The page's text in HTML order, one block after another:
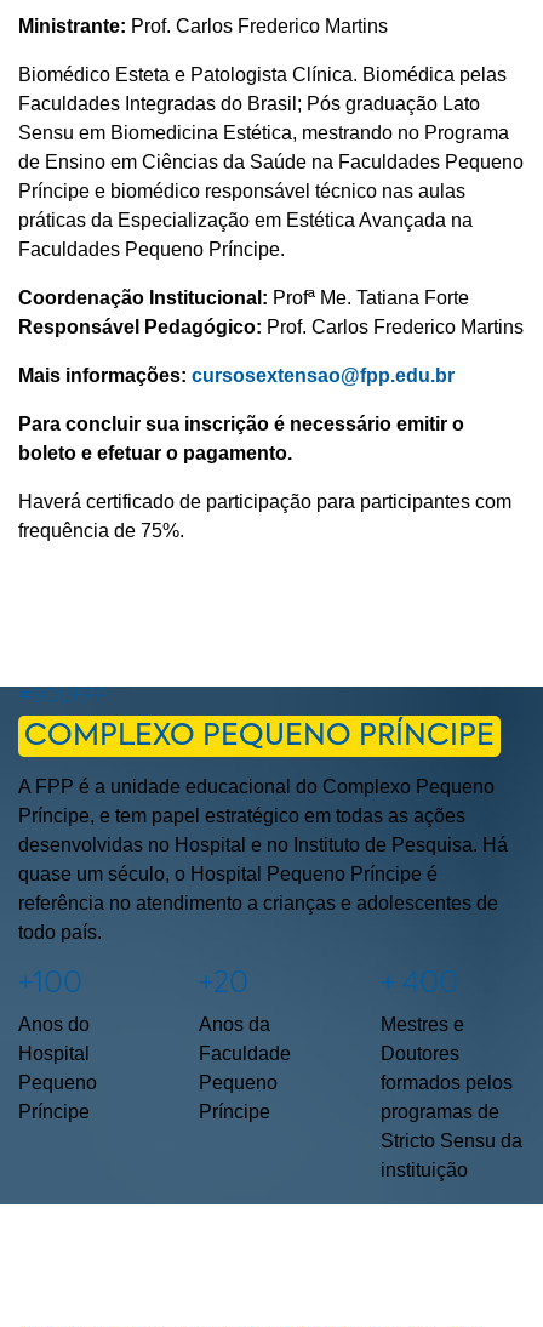
Ministrante: Prof. Carlos Frederico Martins
Biomédico Esteta e Patologista Clínica. Biomédica pelas
Faculdades Integradas do Brasil; Pós graduação Lato
Sensu em Biomedicina Estética, mestrando no Programa
de Ensino em Ciências da Saúde na Faculdades Pequeno
Príncipe e biomédico responsável técnico nas aulas
práticas da Especialização em Estética Avançada na
Faculdades Pequeno Príncipe.
Coordenação Institucional: Profª Me. Tatiana Forte
Responsável Pedagógico: Prof. Carlos Frederico Martins
Mais informações: cursosextensao@fpp.edu.br
Para concluir sua inscrição é necessário emitir o
boleto e efetuar o pagamento.
Haverá certificado de participação para participantes com
frequência de 75%.
#SOUFPP
COMPLEXO PEQUENO PRÍNCIPE
A FPP é a unidade educacional do Complexo Pequeno
Príncipe, e tem papel estratégico em todas as ações
desenvolvidas no Hospital e no Instituto de Pesquisa. Há
quase um século, o Hospital Pequeno Príncipe é
referência no atendimento a crianças e adolescentes de
todo país.
+100
Anos do
Hospital
Pequeno
Príncipe
+20
Anos da
Faculdade
Pequeno
Príncipe
+ 400
Mestres e
Doutores
formados pelos
programas de
Stricto Sensu da
instituição